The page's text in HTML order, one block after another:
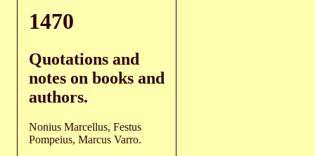
1470
Quotations and
notes on books and
authors.
Nonius Marcellus, Festus
Pompeius, Marcus Varro.